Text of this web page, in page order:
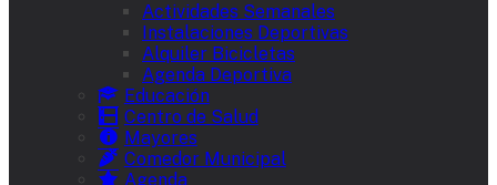
Actividades Semanales
Instalaciones Deportivas
Alquiler Bicicletas
Agenda Deportiva
Educación
Centro de Salud
Mayores
Comedor Municipal
Agenda